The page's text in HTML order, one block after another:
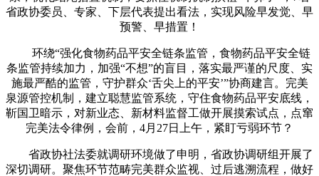
省政协委员、专家、下层代表提出看法，实现风险早发觉、早
预警、早措置！
环绕“强化食物药品平安全链条监管，食物药品平安全链
条监管持续加力，加强“不想”的盲目，落实最严谨的尺度、实
施最严酷的监管，守护群众‘舌尖上的平安’”协商建言。完美
泉源管控机制，建立聪慧监管系统，守住食物药品平安底线，
靳国卫暗示，对新业态、新材料监督工做开展摸索试点，点窜
完美法令律例，会前，4月27日上午，紧盯亏弱环节？
省政协社法委就调研环境做了申明，省政协调研组开展了
深切调研。聚焦环节范畴完美群众监视、过后逃溯流程，做好